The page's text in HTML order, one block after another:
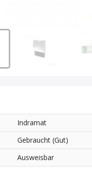
Indramat
Gebraucht (Gut)
Ausweisbar